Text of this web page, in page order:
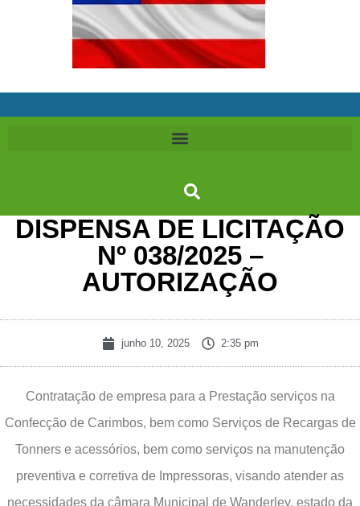
DISPENSA DE LICITAÇÃO
Nº 038/2025 –
AUTORIZAÇÃO
junho 10, 2025 2:35 pm
Contratação de empresa para a Prestação serviços na
Confecção de Carimbos, bem como Serviços de Recargas de
Tonners e acessórios, bem como serviços na manutenção
preventiva e corretiva de Impressoras, visando atender as
necessidades da câmara Municipal de Wanderley, estado da